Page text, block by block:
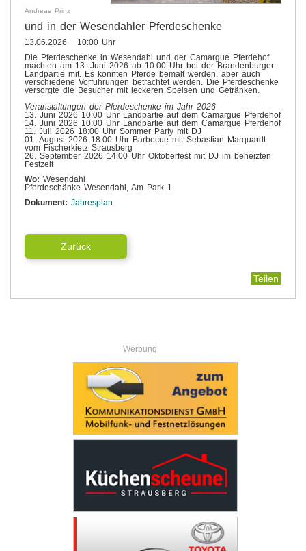
Andreas Prinz
und in der Wesendahler Pferdeschenke
13.06.2026 10:00 Uhr
Die Pferdeschenke in Wesendahl und der Camargue Pferdehof
machten am 13. Juni 2026 ab 10:00 Uhr bei der Brandenburger
Landpartie mit. Es konnten Pferde bemalt werden, aber auch
verschiedene Vorführungen betrachtet werden. Die Pferdeschenke
versorgte die Besucher mit leckeren Speisen und Getränken.
Veranstaltungen der Pferdeschenke im Jahr 2026
13. Juni 2026 10:00 Uhr Landpartie auf dem Camargue Pferdehof
14. Juni 2026 10:00 Uhr Landpartie auf dem Camargue Pferdehof
11. Juli 2026 18:00 Uhr Sommer Party mit DJ
01. August 2026 18:00 Uhr Barbecue mit Sebastian Marquardt
vom Fischerkietz Strausberg
26. September 2026 14:00 Uhr Oktoberfest mit DJ im beheizten
Festzelt
Wo: Wesendahl
Pferdeschänke Wesendahl, Am Park 1
Dokument: Jahresplan
Zurück
Teilen
Werbung